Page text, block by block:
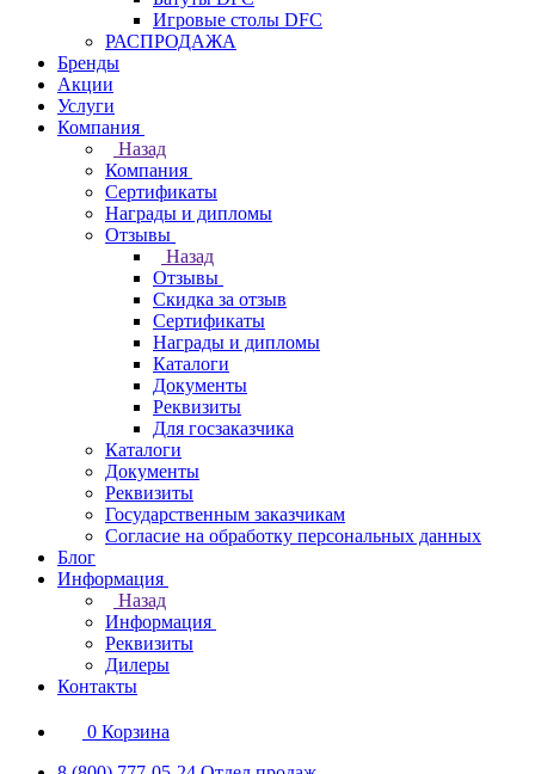
Игровые столы DFC
РАСПРОДАЖА
Бренды
Акции
Услуги
Компания
Назад
Компания
Сертификаты
Награды и дипломы
Отзывы
Назад
Отзывы
Скидка за отзыв
Сертификаты
Награды и дипломы
Каталоги
Документы
Реквизиты
Для госзаказчика
Каталоги
Документы
Реквизиты
Государственным заказчикам
Согласие на обработку персональных данных
Блог
Информация
Назад
Информация
Реквизиты
Дилеры
Контакты
0 Корзина